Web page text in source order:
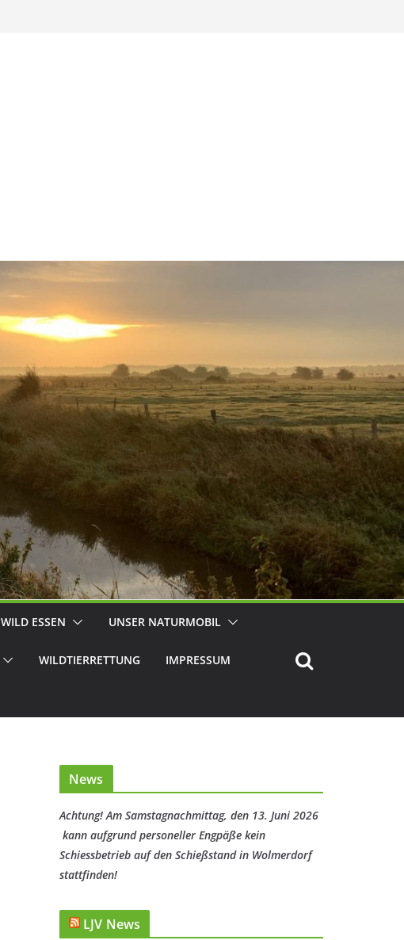
WILD ESSEN UNSER NATURMOBIL
WILDTIERRETTUNG IMPRESSUM
News
Achtung! Am Samstagnachmittag, den 13. Juni 2026
kann aufgrund personeller Engpäße kein
Schiessbetrieb auf den Schießstand in Wolmerdorf
stattfinden!
LJV News